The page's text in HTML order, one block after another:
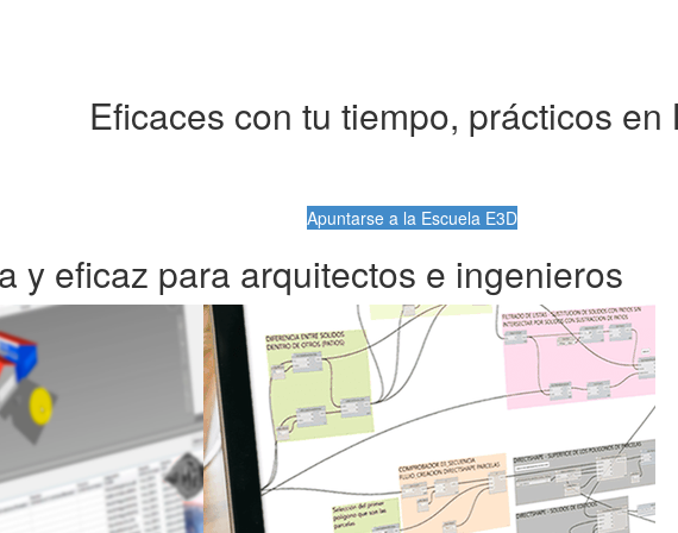
Eficaces con tu tiempo, prácticos en
Apuntarse a la Escuela E3D
y eficaz para arquitectos e ingenieros